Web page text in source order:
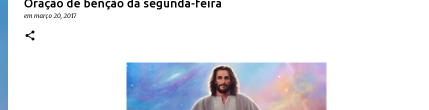
Oração de benção da segunda-feira
em março 20, 2017